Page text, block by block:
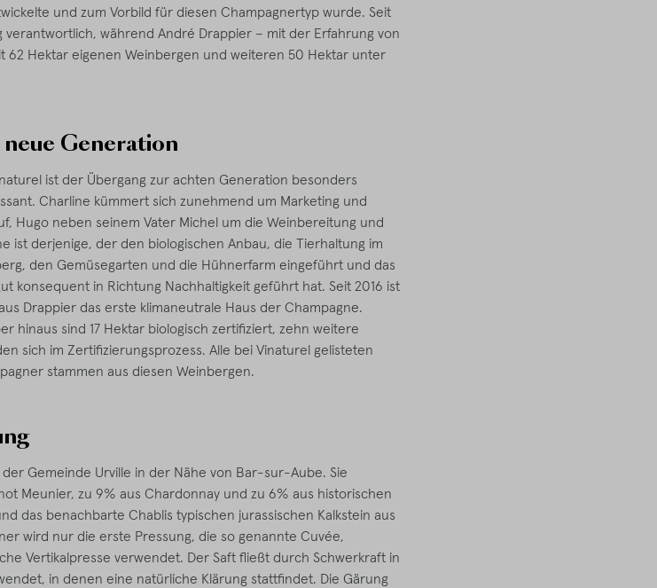
und zum Vorbild für diesen Champagnertyp wurde. Seit
während André Drappier – mit der Erfahrung von
62 Hektar eigenen Weinbergen und weiteren 50 Hektar unter
neue Generation
ist der Übergang zur achten Generation besonders
Charline kümmert sich zunehmend um Marketing und
Hugo neben seinem Vater Michel um die Weinbereitung und
ist derjenige, der den biologischen Anbau, die Tierhaltung im
den Gemüsegarten und die Hühnerfarm eingeführt und das
konsequent in Richtung Nachhaltigkeit geführt hat. Seit 2016 ist
Drappier das erste klimaneutrale Haus der Champagne.
hinaus sind 17 Hektar biologisch zertifiziert, zehn weitere
sich im Zertifizierungsprozess. Alle bei Vinaturel gelisteten
stammen aus diesen Weinbergen.
Gemeinde Urville in der Nähe von Bar-sur-Aube. Sie
Meunier, zu 9% aus Chardonnay und zu 6% aus historischen
das benachbarte Chablis typischen jurassischen Kalkstein aus
wird nur die erste Pressung, die so genannte Cuvée,
Vertikalpresse verwendet. Der Saft fließt durch Schwerkraft in
in denen eine natürliche Klärung stattfindet. Die Gärung